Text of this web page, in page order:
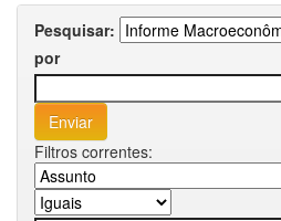
Pesquisar:
por
Filtros correntes: